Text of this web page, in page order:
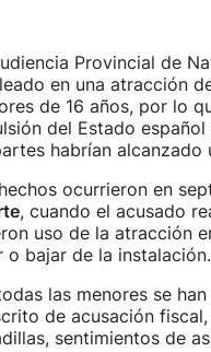
Provincial de
en una atracción
de 16 años, por lo
del Estado
habrían
ocurrieron en
, cuando el acusado
uso de la atracción
o bajar de la instalación.
las menores se
de acusación
sentimientos de